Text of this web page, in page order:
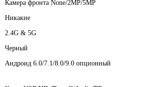
Камера фронта None/2MP/5MP
Никакие
2.4G & 5G
Черный
Андроид 6.0/7.1/8.0/9.0 опционный